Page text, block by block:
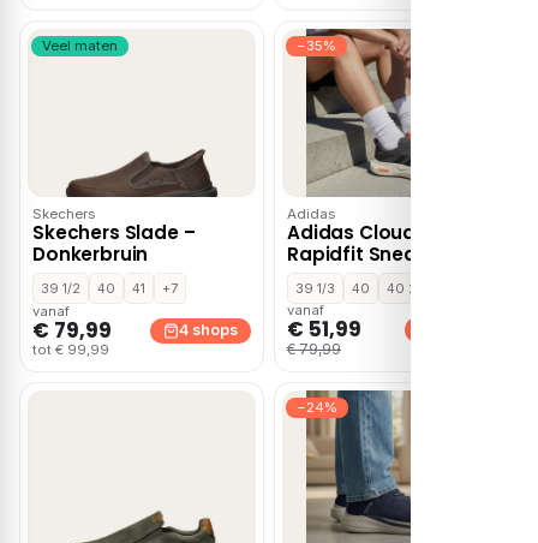
Veel maten
Skechers
Skechers Slade –
Donkerbruin
39 1/2 40 41
+7
vanaf
€ 79,99
tot € 99,99
4 shops
−35%
Adidas
Adidas Cloudfoam
Rapidfit Sneakers grijs
39 1/3 40 40 2/3
vanaf
€ 51,99
€ 79,99
−24%